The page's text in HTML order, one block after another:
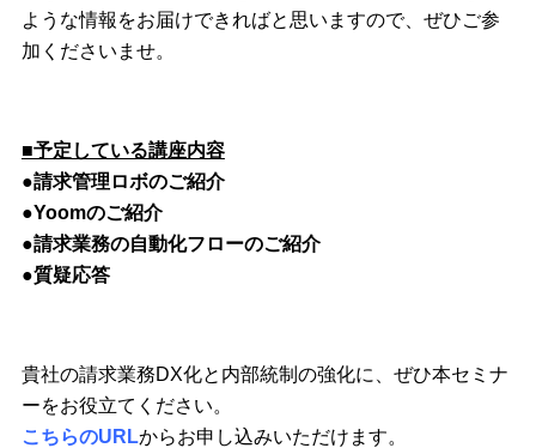
ような情報をお届けできればと思いますので、ぜひご参
加くださいませ。
■予定している講座内容
●請求管理ロボのご紹介
●Yoomのご紹介
●請求業務の自動化フローのご紹介
●質疑応答
貴社の請求業務DX化と内部統制の強化に、ぜひ本セミナ
ーをお役立てください。
こちらのURLからお申し込みいただけます。